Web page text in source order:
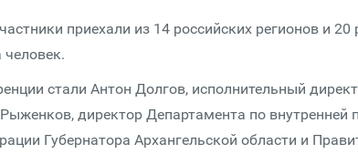
приехали из 14 российских регионов и
человек.
стали Антон Долгов, исполнительный
директор Департамента по внутренней
Губернатора Архангельской области и